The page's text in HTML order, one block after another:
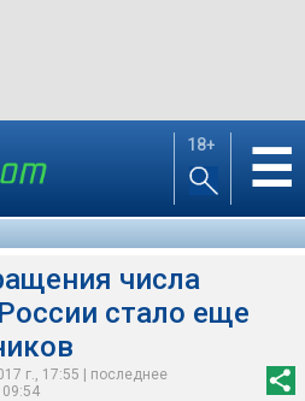
18+ ☰
числа
стало еще
г., 17:55 | последнее
09:54